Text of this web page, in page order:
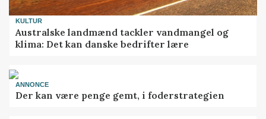
KULTUR
Australske landmænd tackler vandmangel og
klima: Det kan danske bedrifter lære
ANNONCE
Der kan være penge gemt, i foderstrategien